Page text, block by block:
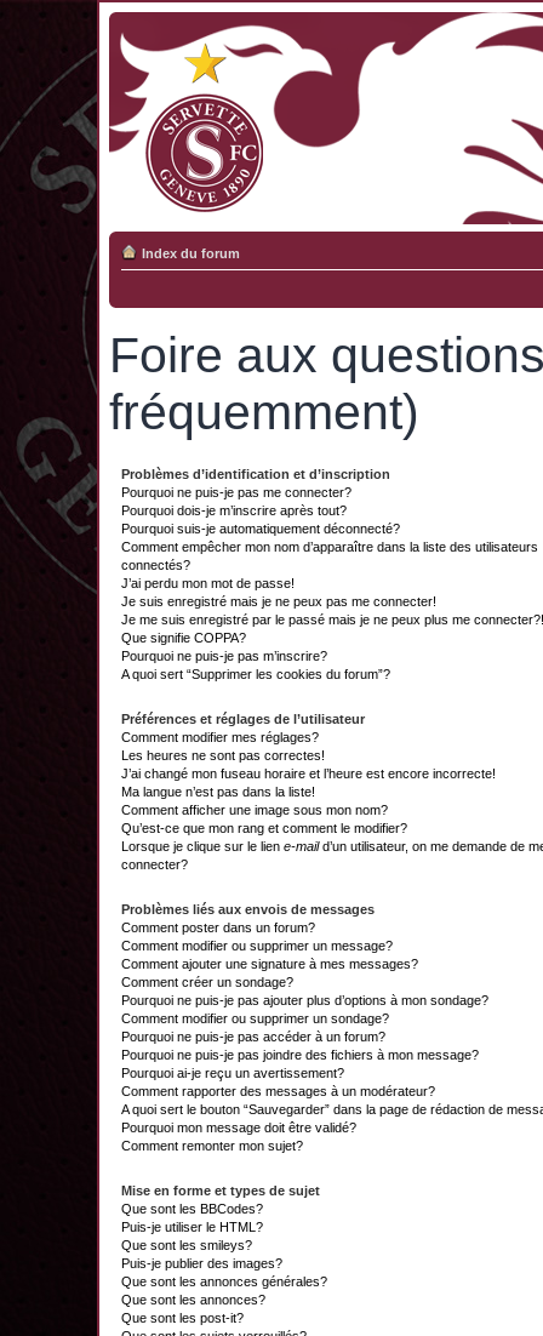
Index du forum
Foire aux
fréquemment)
Problèmes d’identification et d’inscription
Pourquoi ne puis-je pas me connecter?
Pourquoi dois-je m’inscrire après tout?
Pourquoi suis-je automatiquement déconnecté?
Comment empêcher mon nom d’apparaître dans la liste des utilisateurs
connectés?
J’ai perdu mon mot de passe!
Je suis enregistré mais je ne peux pas me connecter!
Je me suis enregistré par le passé mais je ne peux plus me connecter?!
Que signifie COPPA?
Pourquoi ne puis-je pas m’inscrire?
A quoi sert “Supprimer les cookies du forum”?
Préférences et réglages de l’utilisateur
Comment modifier mes réglages?
Les heures ne sont pas correctes!
J’ai changé mon fuseau horaire et l’heure est encore incorrecte!
Ma langue n’est pas dans la liste!
Comment afficher une image sous mon nom?
Qu’est-ce que mon rang et comment le modifier?
Lorsque je clique sur le lien e-maild’un utilisateur, on me demande de
connecter?
Problèmes liés aux envois de messages
Comment poster dans un forum?
Comment modifier ou supprimer un message?
Comment ajouter une signature à mes messages?
Comment créer un sondage?
Pourquoi ne puis-je pas ajouter plus d’options à mon sondage?
Comment modifier ou supprimer un sondage?
Pourquoi ne puis-je pas accéder à un forum?
Pourquoi ne puis-je pas joindre des fichiers à mon message?
Pourquoi ai-je reçu un avertissement?
Comment rapporter des messages à un modérateur?
A quoi sert le bouton “Sauvegarder” dans la page de rédaction de
Pourquoi mon message doit être validé?
Comment remonter mon sujet?
Mise en forme et types de sujet
Que sont les BBCodes?
Puis-je utiliser le HTML?
Que sont les smileys?
Puis-je publier des images?
Que sont les annonces générales?
Que sont les annonces?
Que sont les post-it?